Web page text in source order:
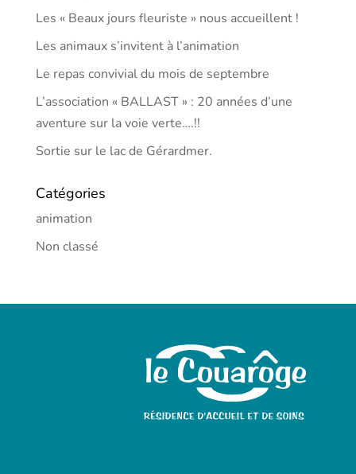
Les « Beaux jours fleuriste » nous accueillent !
Les animaux s’invitent à l’animation
Le repas convivial du mois de septembre
L’association « BALLAST » : 20 années d’une
aventure sur la voie verte….!!
Sortie sur le lac de Gérardmer.
Catégories
animation
Non classé